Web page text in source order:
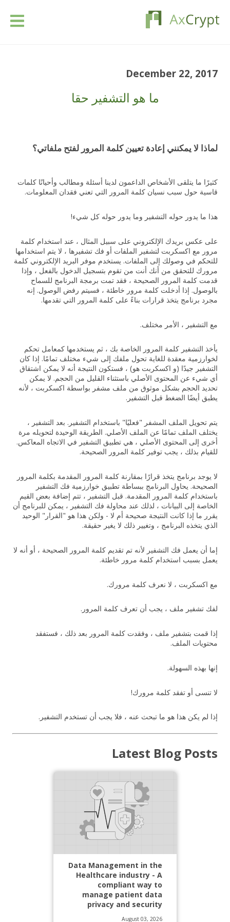
مقالات
تسجيل الدخول
December 22, 2017
ما هو التشفير حقا
لماذا لا يمكنني إعادة تعيين كلمة المرور لفتح ملفاتي؟
كثيرًا ما يتلقى الأشخاص الداعمون لدينا أسئلة ومطالب وأحيانًا كلمات
قاسية حول سبب نسيان كلمة المرور التي تعني فقدان المعلومات.
هذا ما يدور حوله التشفير وما يدور حوله كل شيء!
على عكس بريدك الإلكتروني على سبيل المثال ، عند استخدام كلمة
مرور مع اكسكربت لتشفير الملفات أو فك تشفيرها ، لا يتم استخدامها
للتحكم في وصولك إلى الملفات. يستخدم موفر البريد الإلكتروني كلمة
مرورك للتحقق من أنك أنت من تقوم بتسجيل الدخول بالفعل ، وإذا
قدمت كلمة المرور الصحيحة ، فقد تمت برمجة البرنامج للسماح
بالوصول. إذا أدخلت كلمة مرور خاطئة ، فسيتم رفض الوصول. إنه
مجرد برنامج يتخذ قرارات بناءً على كلمة المرور التي تقدمها.
مع التشفير ، الأمر مختلف.
يأخذ التشفير كلمة المرور الخاصة بك ، ثم يستخدمها كمعامل تحكم
لخوارزمية معقدة للغاية تحول ملفك إلى شيء مختلف تمامًا. إذا كان
التشفير جيدًا (و اكسكربت هو) ، فستكون النتيجة أنه لا يمكن اشتقاق
أي شيء عن المحتوى الأصلي باستثناء القليل من الحجم. لا يمكن
تحديد الحجم بشكل موثوق من ملف مشفر بواسطة اكسكربت ، لأنه
يطبق أيضًا الضغط قبل التشفير.
يتم تحويل الملف المشفر "فعليًا" باستخدام التشفير. بعد التشفير ،
يختلف الملف تمامًا عن الملف الأصلي. الطريقة الوحيدة لتحويله مرة
أخرى إلى المحتوى الأصلي ، هي تطبيق التشفير في الاتجاه المعاكس.
للقيام بذلك ، يجب توفير كلمة المرور الصحيحة.
لا يوجد برنامج يتخذ قرارًا بمقارنة كلمة المرور المقدمة بكلمة المرور
الصحيحة. يحاول البرنامج ببساطة تطبيق خوارزمية فك التشفير
باستخدام كلمة المرور المقدمة. قبل التشفير ، تتم إضافة بعض القيم
الخاصة إلى البيانات ، لذلك عند محاولة فك التشفير ، يمكن للبرنامج أن
يقرر ما إذا كانت النتيجة صحيحة أم لا - ولكن هذا هو "القرار" الوحيد
الذي يتخذه البرنامج ، وتغيير ذلك لا يغير حقيقة.
إما أن يعمل فك التشفير لأنه تم تقديم كلمة المرور الصحيحة ، أو أنه لا
يعمل بسبب استخدام كلمة مرور خاطئة.
مع اكسكربت ، لا نعرف كلمة مرورك.
لفك تشفير ملف ، يجب أن تعرف كلمة المرور.
إذا قمت بتشفير ملف ، وفقدت كلمة المرور بعد ذلك ، فستفقد
محتويات الملف.
إنها بهذه السهولة.
لا تنسى أو تفقد كلمة مرورك!
إذا لم يكن هذا هو ما تبحث عنه ، فلا يجب أن تستخدم التشفير.
Latest Blog Posts
Data Management in the
Healthcare industry - A
compliant way to
manage patient data
privacy and security
August 03, 2026